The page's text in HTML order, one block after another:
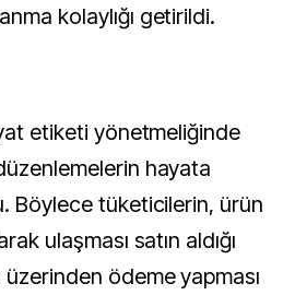
kolaylığı getirildi.
etiketi yönetmeliğinde
hayata
Böylece tüketicilerin, ürün
ulaşması satın aldığı
ödeme yapması